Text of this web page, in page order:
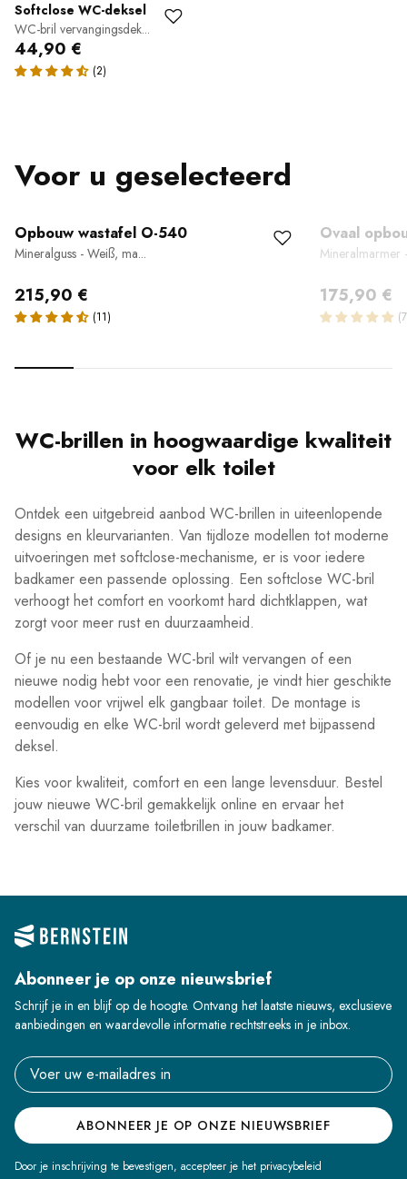
Softclose WC-deksel
WC-bril vervangingsdek...
44,90 €
Voor u geselecteerd
Opbouw wastafel O-540
Mineralguss - Weiß, ma...
215,90 €
Ovaal
Mineralmarmer
175,90 €
WC-brillen in hoogwaardige kwaliteit
voor elk toilet
Ontdek een uitgebreid aanbod WC-brillen in uiteenlopende
designs en kleurvarianten. Van tijdloze modellen tot moderne
uitvoeringen met softclose-mechanisme, er is voor iedere
badkamer een passende oplossing. Een softclose WC-bril
verhoogt het comfort en voorkomt hard dichtklappen, wat
zorgt voor meer rust en duurzaamheid.
Of je nu een bestaande WC-bril wilt vervangen of een
nieuwe nodig hebt voor een renovatie, je vindt hier geschikte
modellen voor vrijwel elk gangbaar toilet. De montage is
eenvoudig en elke WC-bril wordt geleverd met bijpassend
deksel.
Kies voor kwaliteit, comfort en een lange levensduur. Bestel
jouw nieuwe WC-bril gemakkelijk online en ervaar het
verschil van duurzame toiletbrillen in jouw badkamer.
Abonneer je op onze nieuwsbrief
Schrijf je in en blijf op de hoogte. Ontvang het laatste nieuws, exclusieve
aanbiedingen en waardevolle informatie rechtstreeks in je inbox.
Email address
ABONNEER JE OP ONZE NIEUWSBRIEF
Door je inschrijving te bevestigen, accepteer je het privacybeleid